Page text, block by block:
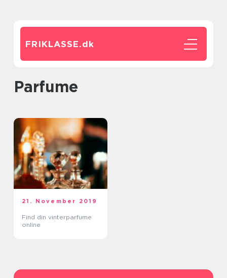
FRIKLASSE.dk
parfume
21. November 2019
Find din vinterparfume
online